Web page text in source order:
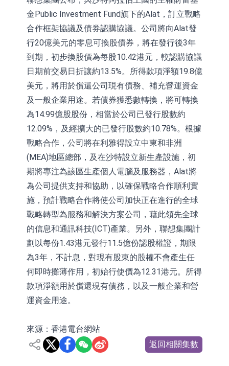
(08611.HK)跌21.01%
技(02261.HK)漲+75.05%，辰興發展
(02286.HK)漲+64.91%
神火股份：新疆神火鋁水轉化率已
100%
【異動股】焦炭Ⅲ板塊下挫，陝西黑
貓(601015.CN)跌8.38%
浙江證監局對財通證券股份有限公司
採取出具警示函措施
山金國際：港股上市工作正常推進中
金Public Investment Fund旗下的Alat，訂立戰略
合作框架協議及債券認購協議。公司將向Alat發
行20億美元的零息可換股債券，將在發行後3年
到期，初步換股價為每股10.42港元，較認購協議
日期前交易日折讓約13.5%。所得款項淨額19.8億
美元，將用於償還公司現有債務、補充營運資金
及一般企業用途。若債券獲悉數轉換，將可轉換
為14.99億股股份，相當於公司已發行股數約
12.09%，及經擴大的已發行股數約10.78%。根據
戰略合作，公司將在利雅得設立中東和非洲
(MEA)地區總部，及在沙特設立新生產設施，初
期將專注為該區生產個人電腦及服務器，Alat將
為公司提供支持和協助，以確保戰略合作順利實
施，預計戰略合作將使公司加快正在進行的全球
戰略轉型為服務和解決方案公司，藉此領先全球
的信息和通訊科技(ICT)產業。另外，聯想集團計
劃以每份1.43港元發行11.5億份認股權證，期限
為3年，不計息，對現有股東的股權不會產生任
何即時攤薄作用，初始行使價為12.31港元。所得
款項淨額用於償還現有債務，以及一般企業和營
運資金用途。
來源：香港電台網站
返回相關集數